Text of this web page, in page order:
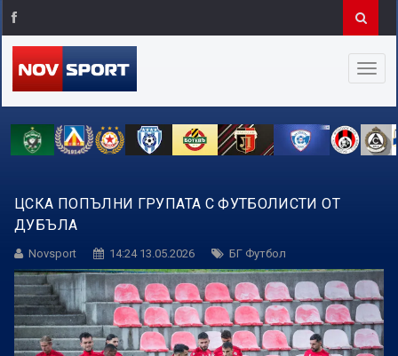
ЦСКА ПОПЪЛНИ ГРУПАТА С ФУТБОЛИСТИ ОТ
ДУБЪЛА
Novsport 14:24 13.05.2026 БГ Футбол